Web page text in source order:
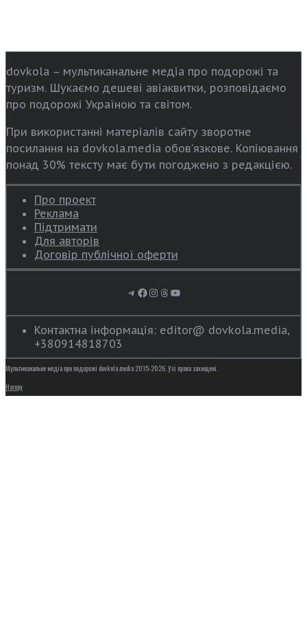
dovkola – мультиканальне медіа про подорожі та
туризм. Шукаємо дешеві авіаквитки, розповідаємо
про подорожі Україною та світом.
При використанні матеріалів сайту зворотне
посилання на dovkola.media обов’язкове. Копіювання
понад 30% тексту має бути погоджено з редакцією.
Про проект
Реклама
Підтримати
Для авторів
Договір публічної оферти
Telegram
Facebook
Instagram
Threads
YouTube
Контактна інформація: editor@ dovkola.media,
+380914818703
Мультиканальне медіа про подорожі dovkola.media 2015-2026. Усі права захищені.
Нагору